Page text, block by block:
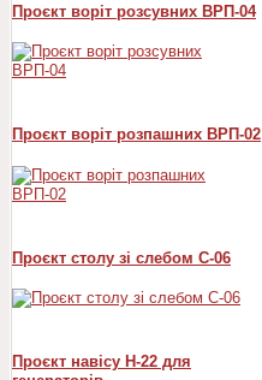
Проєкт воріт розсувних ВРП-04
Проєкт воріт розпашних ВРП-02
Проєкт столу зі слебом С-06
Проєкт навісу Н-22 для